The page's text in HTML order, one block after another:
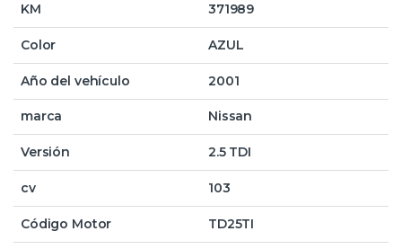
KM 371989
Color AZUL
Año del vehículo 2001
marca Nissan
Versión 2.5 TDI
cv 103
Código Motor TD25TI